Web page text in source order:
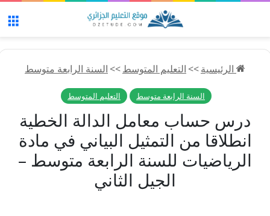
الرئيسية>>التعليم المتوسط>>السنة الرابعة متوسط
السنة الرابعة متوسط التعليم المتوسط
درس حساب معامل الدالة الخطية
انطلاقا من التمثيل البياني في مادة
الرياضيات للسنة الرابعة متوسط –
الجيل الثاني